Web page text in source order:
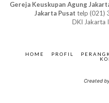
Gereja Keuskupan Agung
Jakarta Pusat telp (021)
DKI Jakarta
HOME PROFIL
Created